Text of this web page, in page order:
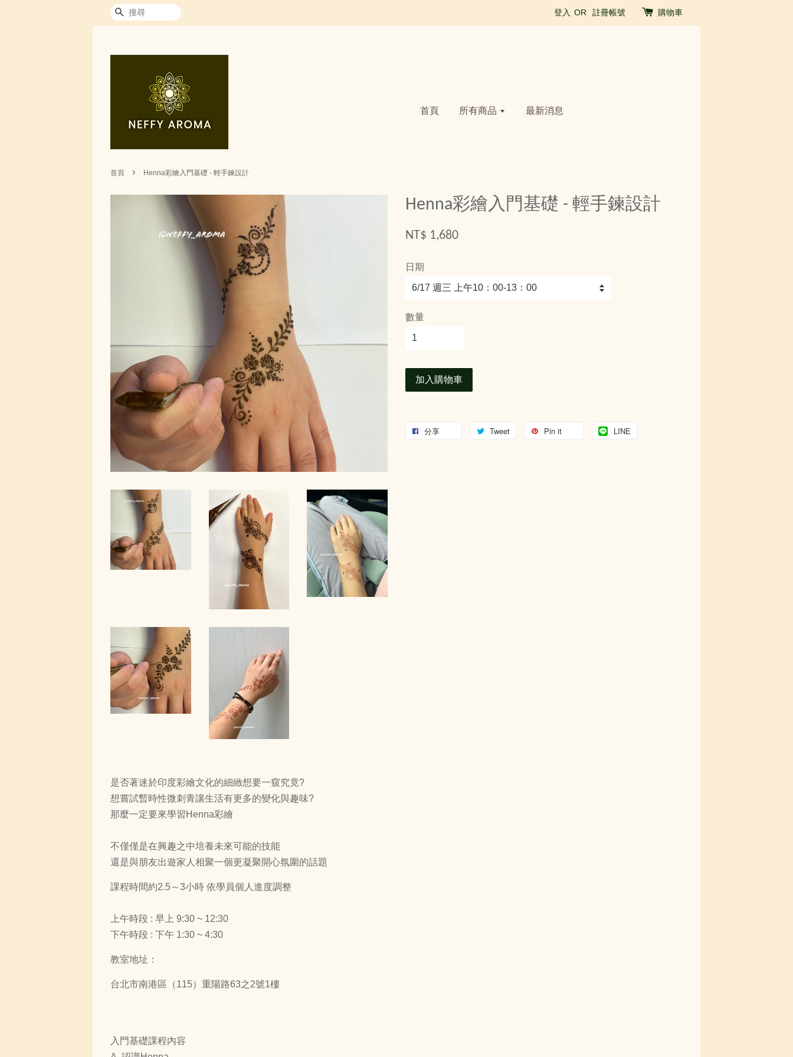
搜尋 登入 OR 註冊帳號 購物車
首頁 所有商品 最新消息
首頁 › Henna彩繪入門基礎 - 輕手鍊設計
Henna彩繪入門基礎 - 輕手鍊設計
NT$ 1,680
日期
數量
加入購物車
分享 Tweet Pin it LINE
是否著迷於印度彩繪文化的細緻想要一窺究竟?
想嘗試暫時性微刺青讓生活有更多的變化與趣味?
那麼一定要來學習Henna彩繪
不僅僅是在興趣之中培養未來可能的技能
還是與朋友出遊家人相聚一個更凝聚開心氛圍的話題
課程時間約2.5～3小時 依學員個人進度調整
上午時段 : 早上 9:30 ~ 12:30
下午時段 : 下午 1:30 ~ 4:30
教室地址：
台北市南港區（115）重陽路63之2號1樓
入門基礎課程內容